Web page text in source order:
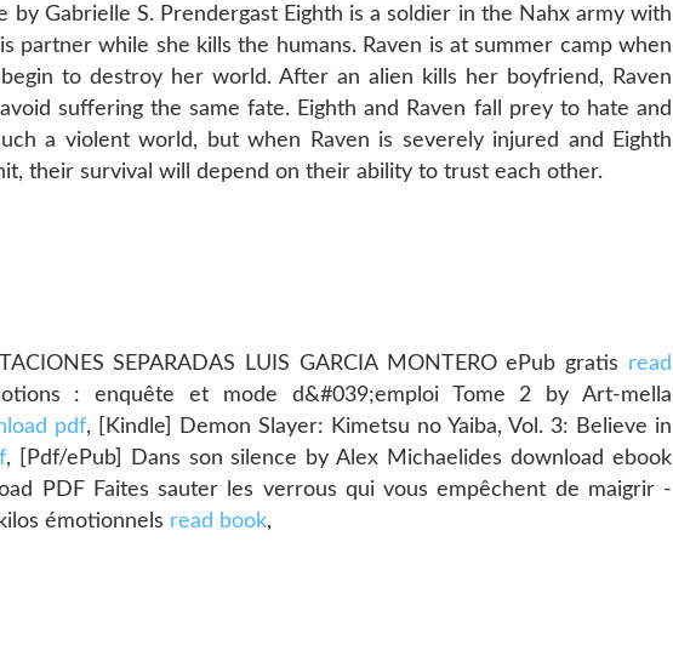
by Gabrielle S. Prendergast Eighth is a soldier in the Nahx army with
partner while she kills the humans. Raven is at summer camp when
to destroy her world. After an alien kills her boyfriend, Raven
suffering the same fate. Eighth and Raven fall prey to hate and
a violent world, but when Raven is severely injured and Eighth
their survival will depend on their ability to trust each other.
SEPARADAS LUIS GARCIA MONTERO ePub gratis read
: enquête et mode d&#039;emploi Tome 2 by Art-mella
pdf, [Kindle] Demon Slayer: Kimetsu no Yaiba, Vol. 3: Believe in
, [Pdf/ePub] Dans son silence by Alex Michaelides download ebook
PDF Faites sauter les verrous qui vous empêchent de maigrir -
émotionnels read book,